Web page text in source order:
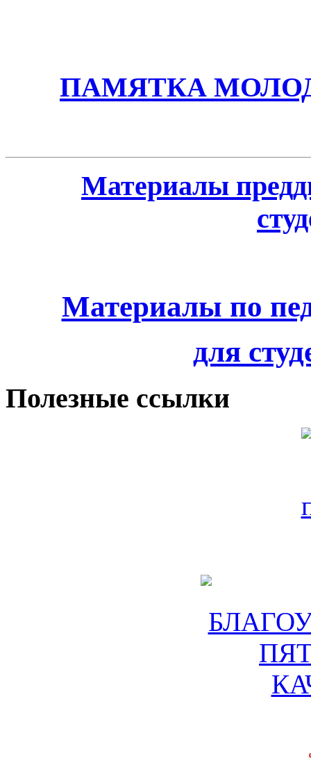
ПАМЯТКА
Материалы
Материалы по
для
Полезные ссылки